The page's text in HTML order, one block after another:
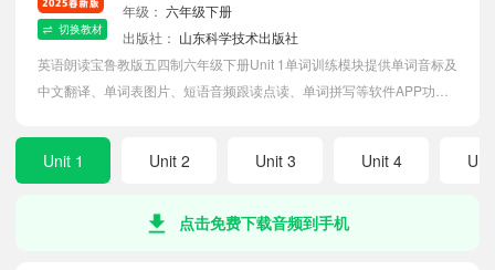
切换教材
年级： 六年级下册
出版社： 山东科学技术出版社
英语朗读宝鲁教版五四制六年级下册Unit 1单词训练模块提供单词音标及
中文翻译、单词表图片、短语音频跟读点读、单词拼写等软件APP功
忆能力。
Unit 1 Unit 2 Unit 3 Unit 4
点击免费下载音频到手机